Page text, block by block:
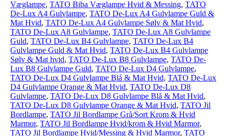
Væglampe, TATO Biba Væglampe Hvid & Messing, TATO
De-Lux A4 Gulvlampe, TATO De-Lux A4 Gulvlampe Guld &
Mat Hvid, TATO De-Lux A4 Gulvlampe Sølv & Mat Hvid,
TATO De-Lux A8 Gulvlampe, TATO De-Lux A8 Gulvlampe
Guld, TATO De-Lux B4 Gulvlampe, TATO De-Lux B4
Gulvlampe Guld & Mat Hvid, TATO De-Lux B4 Gulvlampe
Sølv & Mat hvid, TATO De-Lux B8 Gulvlampe, TATO De-
Lux B8 Gulvlampe Guld, TATO De-Lux D4 Gulvlampe,
TATO De-Lux D4 Gulvlampe Blå & Mat Hvid, TATO De-Lux
D4 Gulvlampe Orange & Mat Hvid, TATO De-Lux D8
Gulvlampe, TATO De-Lux D8 Gulvlampe Blå & Mat Hvid,
TATO De-Lux D8 Gulvlampe Orange & Mat Hvid, TATO Jil
Bordlampe, TATO Jil Bordlampe Grå/Sort Krom & Hvid
Marmor, TATO Jil Bordlampe Hvid/krom & Hvid Marmor,
TATO Jil Bordlampe Hvid/Messing & Hvid Marmor, TATO